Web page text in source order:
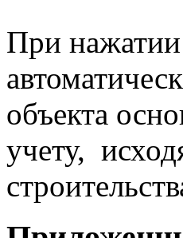
При нажатии
объекта
учету,